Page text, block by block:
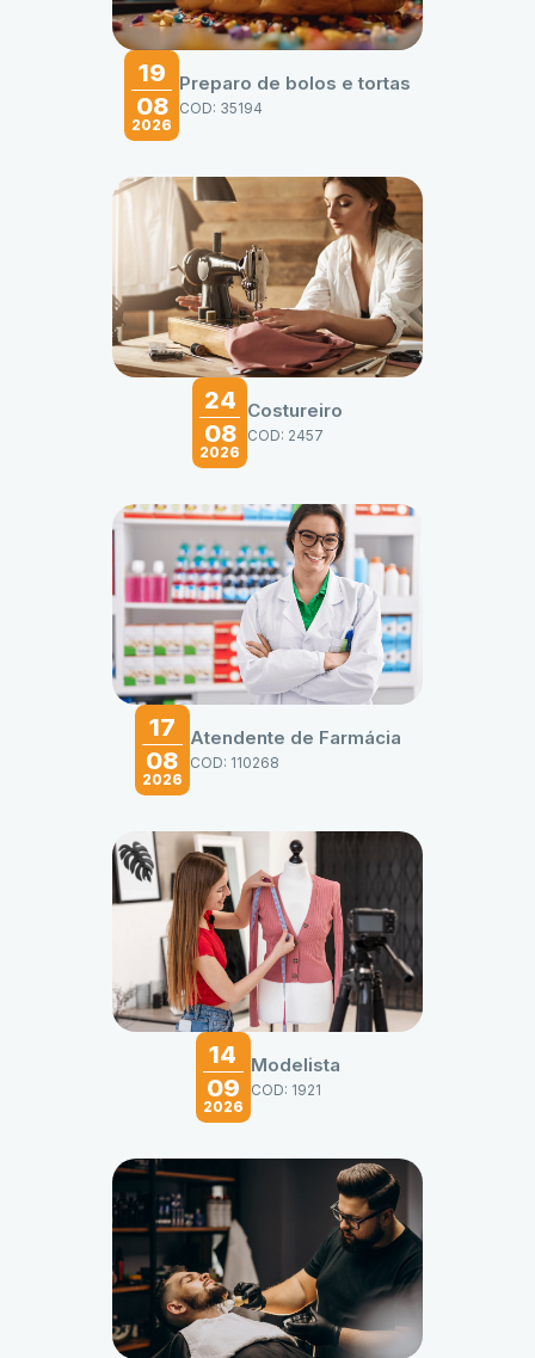
19
08
2026
Preparo de bolos e tortas
COD: 35194
24
08
2026
Costureiro
COD: 2457
17
08
2026
Atendente de Farmácia
COD: 110268
14
09
2026
Modelista
COD: 1921